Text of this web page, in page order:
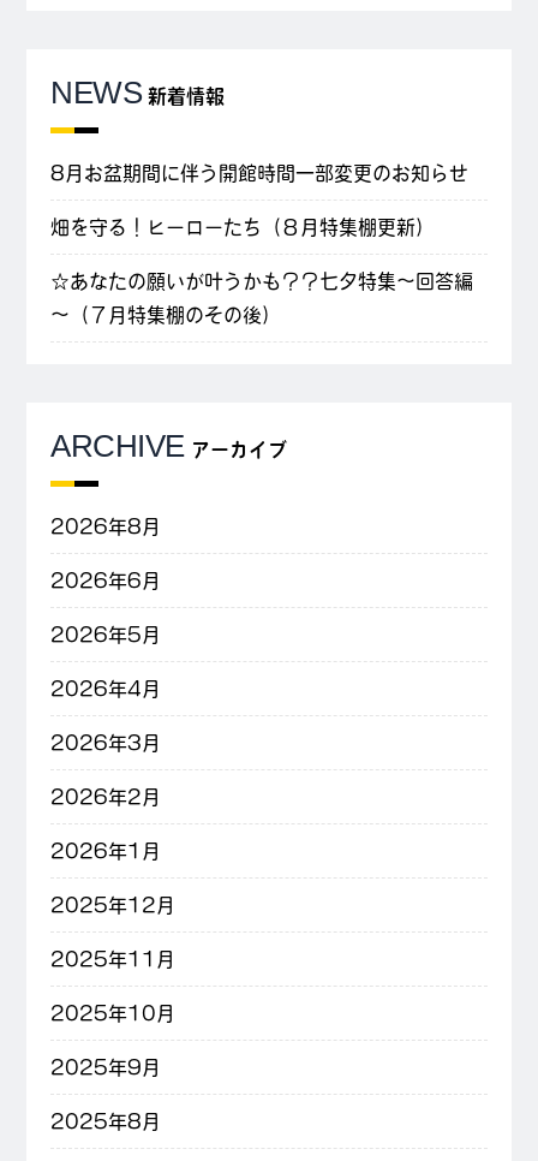
NEWS 新着情報
8月お盆期間に伴う開館時間一部変更のお知らせ
畑を守る！ヒーローたち（８月特集棚更新）
☆あなたの願いが叶うかも？？七夕特集～回答編
～（７月特集棚のその後）
ARCHIVE アーカイブ
2026年8月
2026年6月
2026年5月
2026年4月
2026年3月
2026年2月
2026年1月
2025年12月
2025年11月
2025年10月
2025年9月
2025年8月